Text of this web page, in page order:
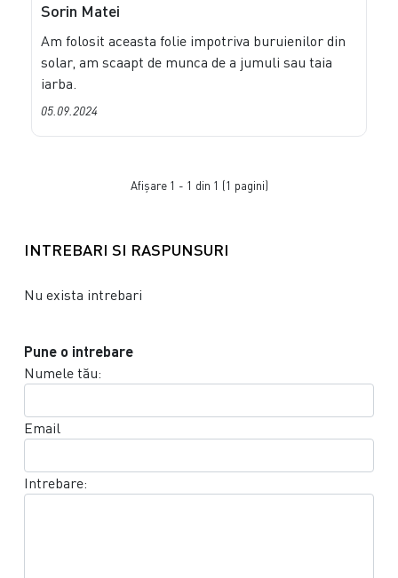
Sorin Matei
Am folosit aceasta folie impotriva buruienilor din
solar, am scaapt de munca de a jumuli sau taia
iarba.
05.09.2024
Afişare 1 - 1 din 1 (1 pagini)
INTREBARI SI RASPUNSURI
Nu exista intrebari
Pune o intrebare
Numele tău:
Email
Intrebare: